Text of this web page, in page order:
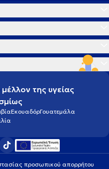
της υγείας
ΕκουαδόρΓουατεμάλα
προσωπικού απορρήτου